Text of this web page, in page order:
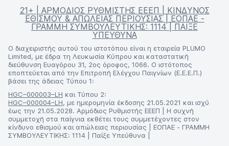
21+ | ΑΡΜΟΔΙΟΣ ΡΥΘΜΙΣΤΗΣ ΕΕΕΠ | ΚΙΝΔΥΝΟΣ
ΕΘΙΣΜΟΥ & ΑΠΩΛΕΙΑΣ ΠΕΡΙΟΥΣΙΑΣ | ΕΟΠΑΕ -
ΓΡΑΜΜΗ ΣΥΜΒΟΥΛΕΥΤΙΚΗΣ: 1114 | ΠΑΙΞΕ
ΥΠΕΥΘΥΝΑ
Ο διαχειριστής αυτού του ιστοτόπου είναι η εταιρεία PLUMO
Limited, με έδρα τη Λευκωσία Κύπρου και καταστατική
διεύθυνση Ευαγόρου 31, 2ος όροφος, 1066. Ο ιστότοπος
εποπτεύεται από την Επιτροπή Ελέγχου Παιγνίων (Ε.Ε.Ε.Π.)
βάσει της άδειας Τύπου 1:
HGC–000003–LH και Τύπου 2:
HGC–000004–LH, με ημερομηνία έκδοσης 21.05.2021 και ισχύ
έως την 21.05.2028. Αρμόδιος Ρυθμιστής ΕΕΕΠ | Η συχνή
συμμετοχή στα παίγνια εκθέτει τους συμμετέχοντες στον
κίνδυνο εθισμού και απώλειας περιουσίας | ΕΟΠΑΕ - ΓΡΑΜΜΗ
ΣΥΜΒΟΥΛΕΥΤΙΚΗΣ: 1114 | Παίξε Υπεύθυνα |